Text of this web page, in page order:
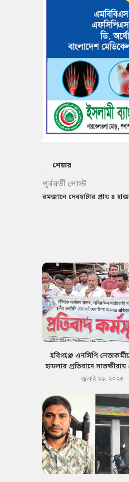
শেয়ার
পূর্ববর্তী পোস্ট
রমজানে দেবহাটার প্রায় ৪
হবিগঞ্জে এনসিপি
হামলার প্রতিবাদে
জুলাই ২৯, ২০২৬